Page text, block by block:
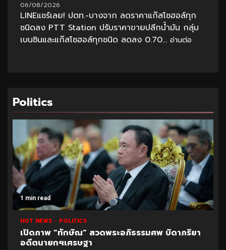
06/08/2026
LINEแชร์เลย! ปตท.-บางจาก ลดราคาแก๊สโซฮอล์ทุก
ชนิดลง PTT Station ปรับราคาขายปลีกน้ำมัน กลุ่ม
เบนซินและแก๊สโซฮอล์ทุกชนิด ลดลง 0.70... อ่านต่อ
Politics
1 min read
HOT NEWS POLITICS
เปิดภาพ “ทักษิณ” สวดพระอภิธรรมศพ บิดาภริยา
อดีตนายกฯเศรษฐา